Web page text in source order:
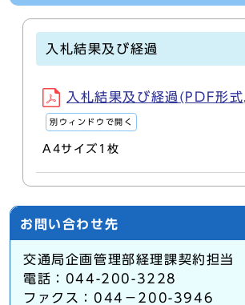
入札結果及び経過
入札結果及び経過(PDF形
別ウィンドウで開く
A4サイズ1枚
お問い合わせ先
交通局企画管理部経理課契約担当
電話：044-200-3228
ファクス：044－200-3946